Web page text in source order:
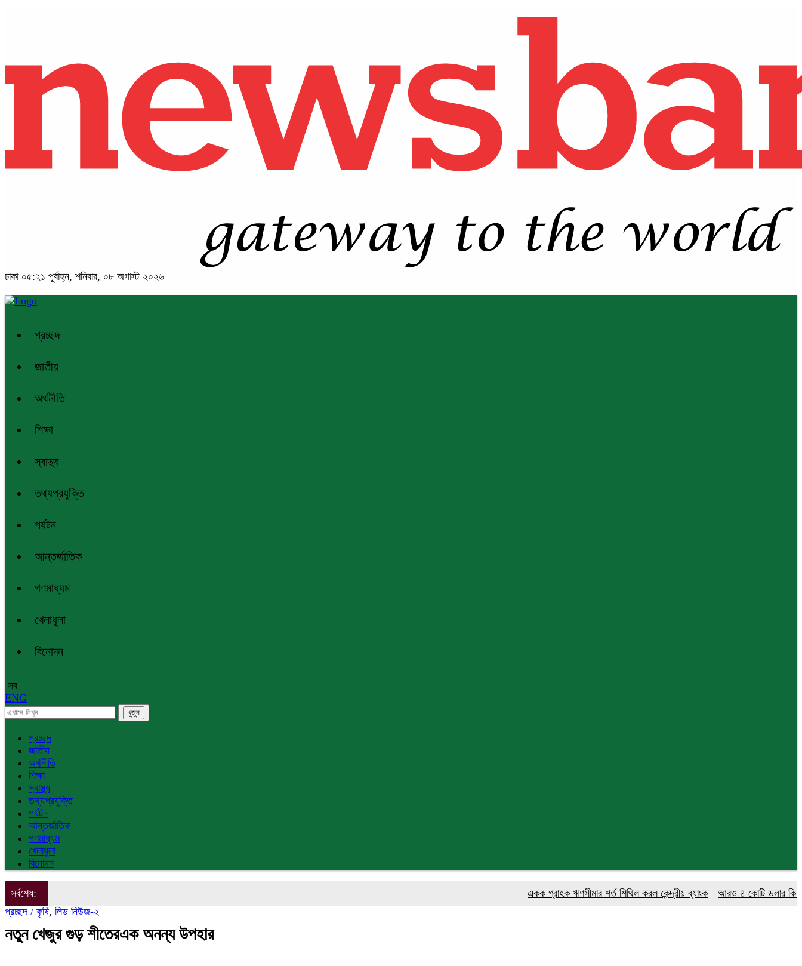
ঢাকা ০৫:২১ পূর্বাহ্ন, শনিবার, ০৮ অগাস্ট ২০২৬
প্রচ্ছদ
জাতীয়
অর্থনীতি
শিক্ষা
স্বাস্থ্য
তথ্যপ্রযুক্তি
পর্যটন
আন্তর্জাতিক
গণমাধ্যম
খেলাধুলা
বিনোদন
সব
ENG
প্রচ্ছদ
জাতীয়
অর্থনীতি
শিক্ষা
স্বাস্থ্য
তথ্যপ্রযুক্তি
পর্যটন
আন্তর্জাতিক
গণমাধ্যম
খেলাধুলা
বিনোদন
সর্বশেষ: একক গ্রাহক ঋণসীমার শর্ত শিথিল করল কেন্দ্রীয় ব্যাংক
আরও ৪ কোটি ডলার কিনলো
প্রচ্ছদ / কৃষি, লিড নিউজ-২
নতুন খেজুর গুড় শীতেরএক অনন্য উপহার